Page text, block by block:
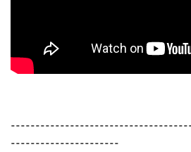
----------------------